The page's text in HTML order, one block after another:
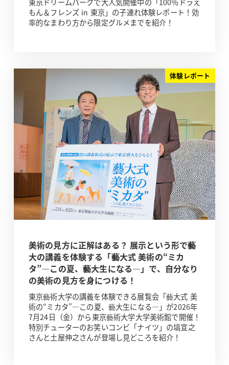
東京ドリームパークで大人気開催中の「100％ドラえ
もん＆フレンズ in 東京」の子連れ体験レポート！効
率的なまわり方から限定グルメまでを紹介！
体験レポート
美術の見方に正解はある？ 展示という形で藝
大の講義を体験する「藝大式 美術の“ミカ
タ”―この夏、藝大生になる―」で、自分なり
の美術の見方を身につける！
東京藝術大学の講義を体験できる展覧会「藝大式 美
術の“ミカタ”―この夏、藝大生になる―」が2026年
7月24日（金）から東京藝術大学大学美術館で開催！
特別チューターのお笑いコンビ「ナイツ」の塙宣之
さんと土屋伸之さんが登場し見どころを紹介！